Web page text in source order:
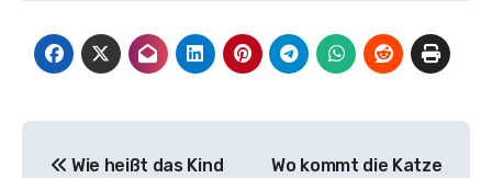
Wie heißt das Kind
Wo kommt die Katze